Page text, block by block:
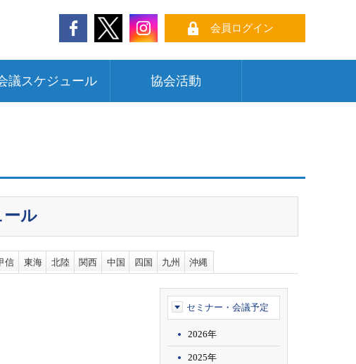
会員ログイン
議スケジュール 協会活動
ール
信 東海 北陸 関西 中国 四国 九州 沖縄
セミナー・会議予定
2026年
2025年